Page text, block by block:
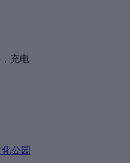
充电
公园